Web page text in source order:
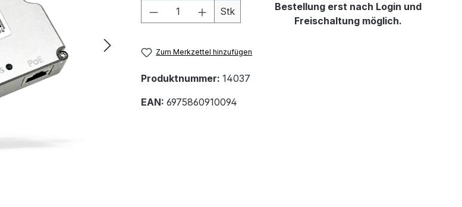
Produkt Anzahl: Gib den gewünschten Wert
Stk
Bestellung erst nach Login und
Freischaltung möglich.
Zum Merkzettel hinzufügen
Produktnummer: 14037
EAN: 6975860910094